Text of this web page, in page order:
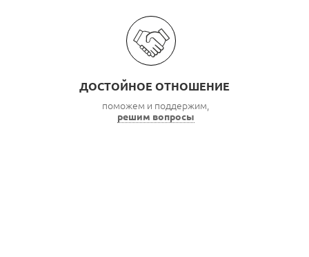
ДОСТОЙНОЕ ОТНОШЕНИЕ
поможем и поддержим,
решим вопросы